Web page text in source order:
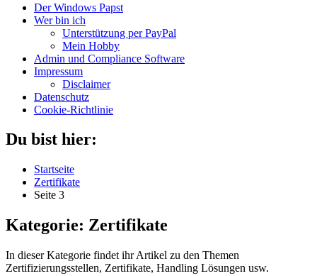
Der Windows Papst
Wer bin ich
Unterstützung per PayPal
Mein Hobby
Admin und Compliance Software
Impressum
Disclaimer
Datenschutz
Cookie-Richtlinie
Du bist hier:
Startseite
Zertifikate
Seite 3
Kategorie: Zertifikate
In dieser Kategorie findet ihr Artikel zu den Themen
Zertifizierungsstellen, Zertifikate, Handling Lösungen usw.